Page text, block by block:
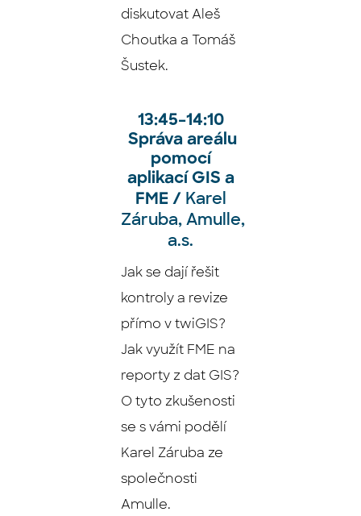
diskutovat Aleš
Choutka a Tomáš
Šustek.
13:45–⁠⁠⁠⁠⁠14:10
Správa areálu
pomocí
aplikací GIS a
FME / Karel
Záruba,Amulle,
a.s.
Jak se dají řešit
kontroly a revize
přímo v twiGIS?
Jak využít FME na
reporty z dat GIS?
O tyto zkušenosti
se s vámi podělí
Karel Záruba ze
společnosti
Amulle.